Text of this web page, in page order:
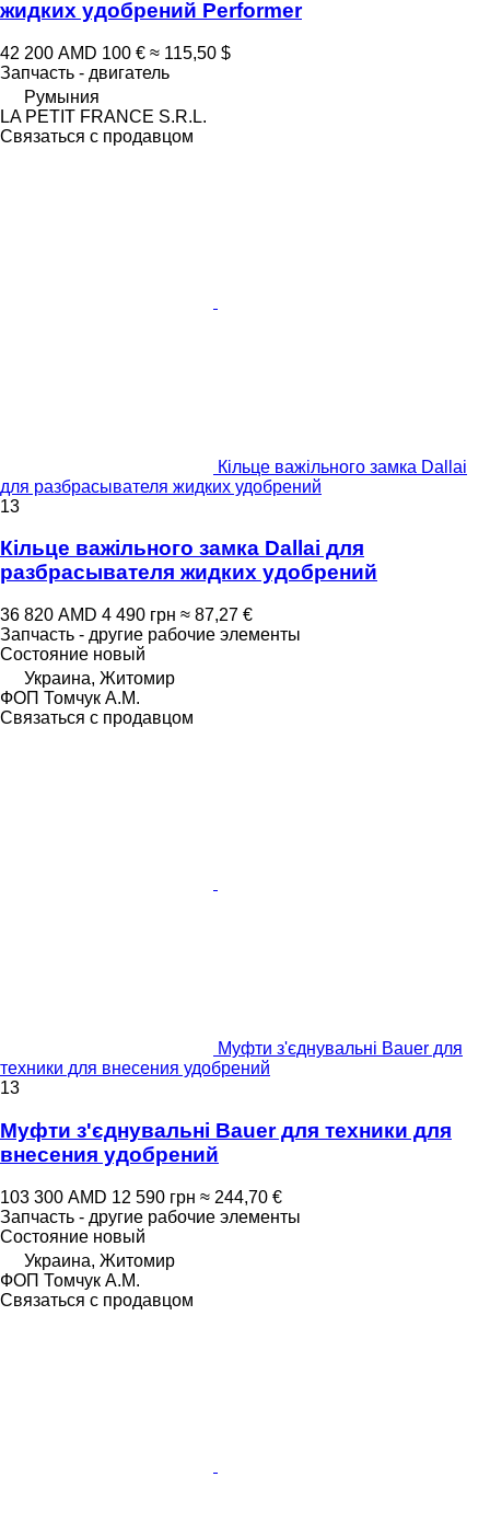
жидких удобрений Performer
42 200 AMD 100 € ≈ 115,50 $
Запчасть - двигатель
Румыния
LA PETIT FRANCE S.R.L.
Связаться с продавцом
Кільце важільного замка Dallai
для разбрасывателя жидких удобрений
13
Кільце важільного замка Dallai для
разбрасывателя жидких удобрений
36 820 AMD 4 490 грн ≈ 87,27 €
Запчасть - другие рабочие элементы
Состояние новый
Украина, Житомир
ФОП Томчук А.М.
Связаться с продавцом
Муфти з'єднувальні Bauer для
техники для внесения удобрений
13
Муфти з'єднувальні Bauer для техники для
внесения удобрений
103 300 AMD 12 590 грн ≈ 244,70 €
Запчасть - другие рабочие элементы
Состояние новый
Украина, Житомир
ФОП Томчук А.М.
Связаться с продавцом